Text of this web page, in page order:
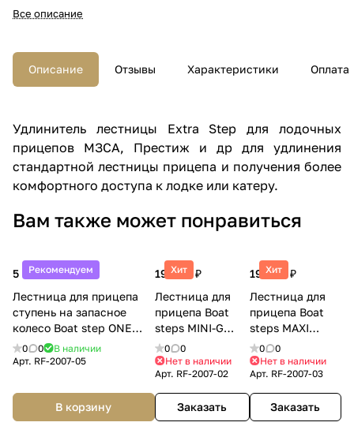
Все описание
Описание Отзывы Характеристики Оплата
Удлинитель лестницы Extra Step для лодочных
прицепов МЗСА, Престиж и др для удлинения
стандартной лестницы прицепа и получения более
комфортного доступа к лодке или катеру.
Вам также может понравиться
Рекомендуем
5 990 ₽
Лестница для прицепа
ступень на запасное
колесо Boat step ONE
Riverforce
0 0
В наличии
Арт. RF-2007-05
В корзину
Хит
19 900 ₽
Лестница для
прицепа Boat
steps MINI-G
Riverforce
0
0
Нет в наличии
Арт. RF-2007-02
Заказать
Хит
19 900 ₽
Лестница для
прицепа Boat
steps MAXI
Riverforce
0
0
Нет в наличии
Арт. RF-2007-03
Заказать